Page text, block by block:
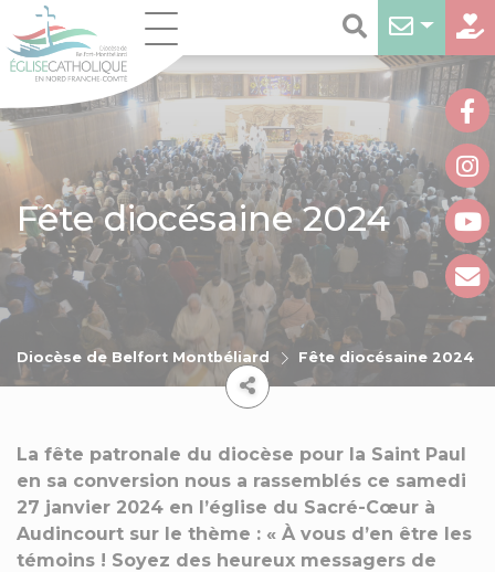
Fête diocésaine 2024
Diocèse de Belfort Montbéliard Fête diocésaine 2024
La fête patronale du diocèse pour la Saint Paul
en sa conversion nous a rassemblés ce samedi
27 janvier 2024 en l’église du Sacré-Cœur à
Audincourt sur le thème : « À vous d’en être les
témoins ! Soyez des heureux messagers de